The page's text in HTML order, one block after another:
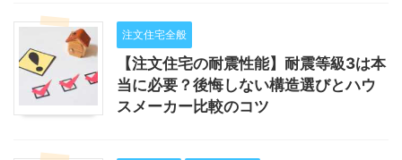
注文住宅全般
【注文住宅の耐震性能】耐震等級3は本
当に必要？後悔しない構造選びとハウ
スメーカー比較のコツ